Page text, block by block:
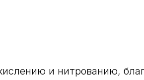
и нитрованию,